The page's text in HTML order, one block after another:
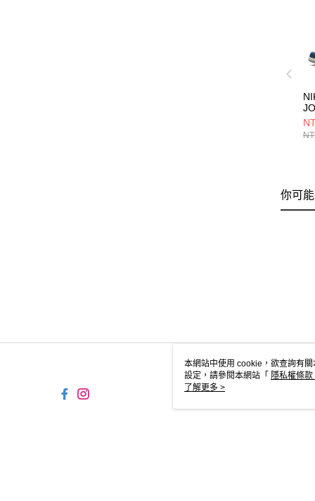
你可
本網站中使用 cookie，欲查詢有
設定，請參閱本網站「 隱私權條款
使用 cookie。
了解更多 >